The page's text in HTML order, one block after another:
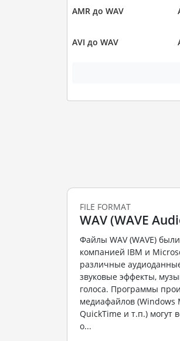
AMR до WAV
AVI до WAV
FILE FORMAT
WAV (WAVE
Файлы WAV (WAVE)
компанией IBM и
различные
звуковые эффекты,
голоса. Программы
медиафайлов (Windows
QuickTime и т.п.) могут
о...